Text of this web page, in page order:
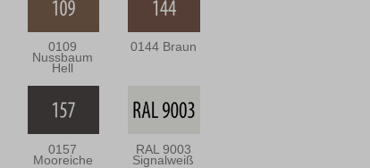
0109
Nussbaum
Hell
0144 Braun
0157
Mooreiche
RAL 9003
Signalweiß